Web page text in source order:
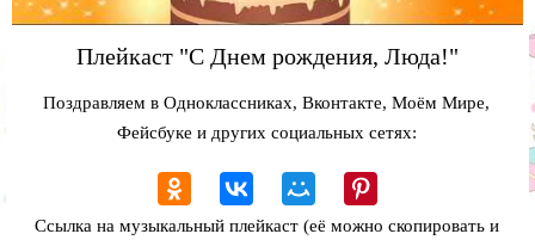
Плейкаст "С Днем рождения, Люда!"
Поздравляем в Одноклассниках, Вконтакте, Моём Мире,
Фейсбуке и других социальных сетях:
Ссылка на музыкальный плейкаст (её можно скопировать и